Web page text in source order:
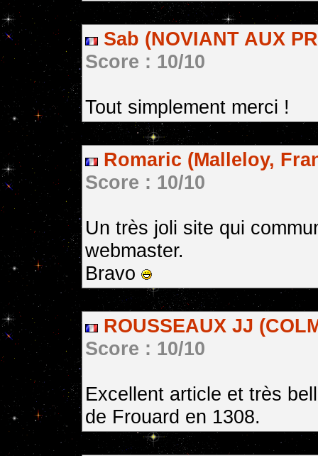
Sab (NOVIANT AUX
Score : 10/10
Tout simplement merci !
Romaric (Malleloy,
Score : 10/10
Un très joli site qui
webmaster.
Bravo
ROUSSEAUX JJ
Score : 10/10
Excellent article et très
de Frouard en 1308.